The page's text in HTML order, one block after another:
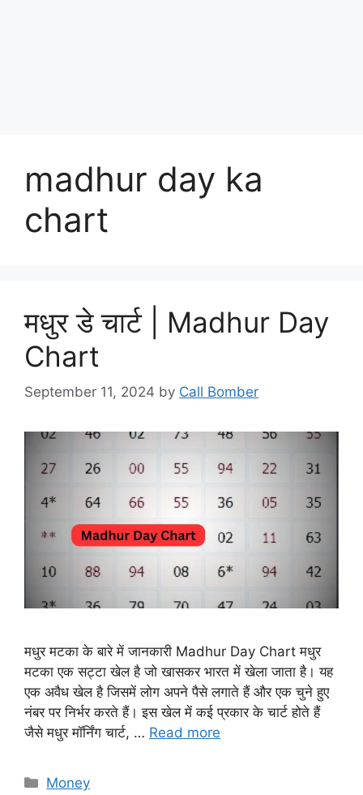
madhur day ka
chart
मधुर डे चार्ट | Madhur Day
Chart
September 11, 2024 by Call Bomber
मधुर मटका के बारे में जानकारी Madhur Day Chart मधुर
मटका एक सट्टा खेल है जो खासकर भारत में खेला जाता है। यह
एक अवैध खेल है जिसमें लोग अपने पैसे लगाते हैं और एक चुने हुए
नंबर पर निर्भर करते हैं। इस खेल में कई प्रकार के चार्ट होते हैं
जैसे मधुर मॉर्निंग चार्ट, … Read more
Categories
Money